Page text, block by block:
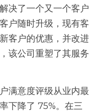
决了一个又一个客户
户随时升级，现有客
客户的优惠，并改进
该公司重塑了其服务
满意度评级从业内最
下降了 75%。在三